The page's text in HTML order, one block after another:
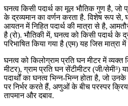
घनत्व किसी पदार्थ का मूल भौतिक गुण है, जो
के द्रव्यमान का वर्णन करता है. विशेष रूप से,
आयतन में निहित पदार्थ की मात्रा से है, आमतौर
है (रो). भौतिकी में, घनत्व को किसी पदार्थ
परिभाषित किया गया है (एम) यह जिस मात्रा
घनत्व को किलोग्राम प्रति घन मीटर में व्यक्त
मीटर), ग्राम प्रति घन सेंटीमीटर (जी/सेमी³)
पदार्थों का घनत्व भिन्न-भिन्न होता है, जो
पर निर्भर करते हैं, अणुओं के बीच परस्पर
तापमान और दबाव.